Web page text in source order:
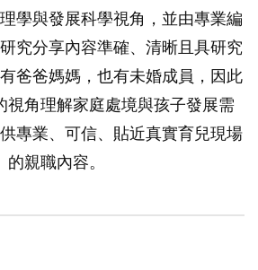
學與發展科學視角，並由專業編
究分享內容準確、清晰且具研究
爸爸媽媽，也有未婚成員，因此
視角理解家庭處境與孩子發展需
專業、可信、貼近真實育兒現場
的親職內容。